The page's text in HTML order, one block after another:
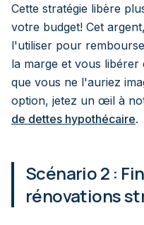
Cette stratégie libère
votre budget! Cet
l'utiliser pour
la marge et vous libérer
que vous ne l'auriez
option, jetez un œil à
de dettes hypothécaire.
Scénario 2 :
rénovations